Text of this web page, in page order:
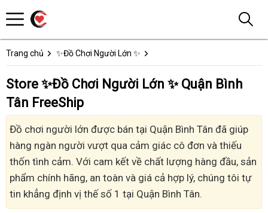
Trang chủ ✨Đồ Chơi Người Lớn ✨
Store ✨Đồ Chơi Người Lớn ✨ Quận Bình
Tân FreeShip
Đồ chơi người lớn được bán tại Quận Bình Tân đã giúp
hàng ngàn người vượt qua cảm giác cô đơn và thiếu
thốn tình cảm. Với cam kết về chất lượng hàng đầu, sản
phẩm chính hãng, an toàn và giá cả hợp lý, chúng tôi tự
tin khẳng định vị thế số 1 tại Quận Bình Tân.